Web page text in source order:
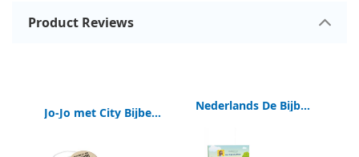
Product Reviews
Jo-Jo met City Bijbels Kids App Nederlands De Bijbel app voor kinderen | Het Boek Van Hoop | Gratis